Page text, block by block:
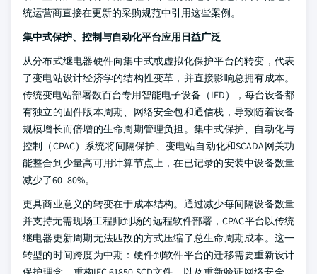
统运营商直接在更新的采购规范中引用这些案例。
集中式保护、控制与自动化平台应用日益广泛
从分布式继电器硬件向集中式或虚拟化保护平台的转变，代表
了变电站设计经济学的结构性变革，并直接影响总拥有成本。
传统变电站部署数百台专用智能电子设备（IED），每台设备都
有独立的固件版本周期、网络安全包和通信栈，导致随着设备
规模增长而倍增的生命周期管理负担。集中式保护、自动化与
控制（CPAC）系统将间隔保护、变电站自动化和SCADA网关功
能整合到少量高可用计算节点上，在已记录的安装中设备数量
减少了60–80%。
更具商业意义的转变在于成本结构。通过减少每间隔设备数量
并支持无需现场工程师到场的远程软件部署，CPAC平台以传统
继电器更新周期无法匹敌的方式压缩了总生命周期成本。这一
转型的时间跨度为中期：硬件到软件平台的迁移需要重新设计